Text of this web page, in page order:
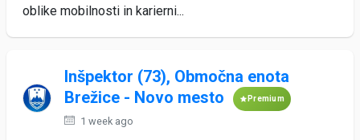
oblike mobilnosti in karierni...
Inšpektor (73), Območna enota
Brežice - Novo mesto
Premium
1 week ago